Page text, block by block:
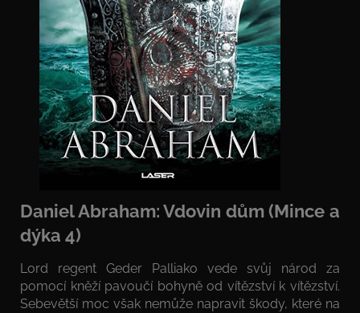
Daniel Abraham: Vdovin dům (Mince a
dýka 4)
Lord regent Geder Palliako vede svůj národ za
pomocí kněží pavoučí bohyně od vítězství k vítězství.
Sebevětší moc však nemůže napravit škody, které na